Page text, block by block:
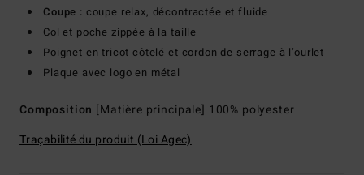
Coupe : coupe relax, décontractée et fluide
Col et poche zippée à la taille
Poignet en tricot côtelé et cordon de serrage à l’ourlet
Plaque avec logo en métal
Composition [Matière principale] 100% polyester
Traçabilité du produit (Loi Agec)